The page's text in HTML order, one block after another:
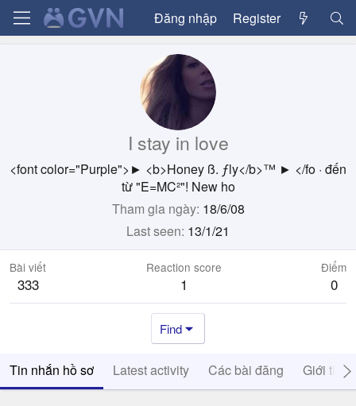
Đăng nhập Register
I stay in love
<font color="Purple">► <b>Honey ß. ƒly</b>™ ► </fo · đến
từ"E=MC²"! New ho
Tham gia ngày 18/6/08
Last seen 13/1/21
Bài viết
333
Reaction score
1
Điểm
0
Find
Tin nhắn hồ sơ Latest activity Các bài đăng Giới thiệu